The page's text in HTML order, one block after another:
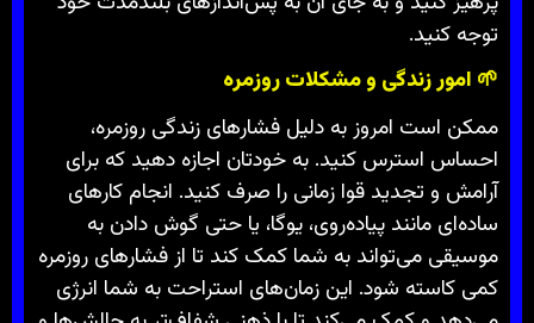
توجه کنید.
🌱 امور زندگی و مشکلات روزمره
ممکن است امروز به دلیل فشارهای زندگی روزمره،
احساس استرس کنید. به خودتان اجازه دهید که برای
آرامش و تجدید قوا زمانی را صرف کنید. انجام کارهای
ساده‌ای مانند پیاده‌روی، یوگا، یا حتی گوش دادن به
موسیقی می‌تواند به شما کمک کند تا از فشارهای روزمره
کمی کاسته شود. این زمان‌های استراحت به شما انرژی